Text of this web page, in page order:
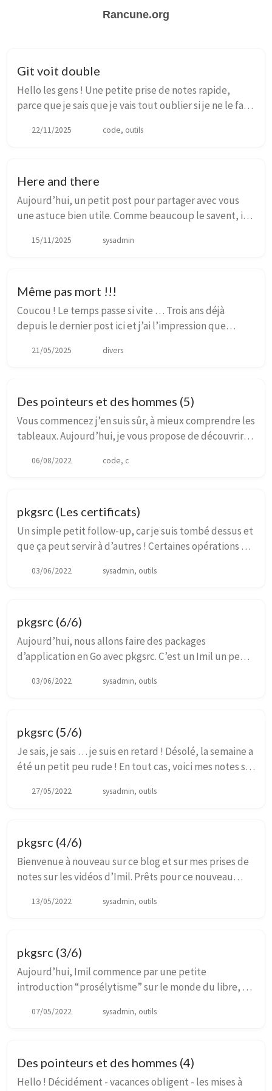
Rancune.org
Git voit double
Hello les gens ! Une petite prise de notes rapide,
parce que je sais que je vais tout oublier si je ne le fais
d’avoir besoin de deux remotes su...
22/11/2025 code, outils
Here and there
Aujourd’hui, un petit post pour partager avec vous
une astuce bien utile. Comme beaucoup le savent, i3
Quelle bonheur de pouvoir faire apparaitre ou...
15/11/2025 sysadmin
Même pas mort !!!
Coucou ! Le temps passe si vite … Trois ans déjà
depuis le dernier post ici et j’ai l’impression que
êtes un peu aussi pour quelquechose non ?...
21/05/2025 divers
Des pointeurs et des hommes (5)
Vous commencez j’en suis sûr, à mieux comprendre les
tableaux. Aujourd’hui, je vous propose de découvrir
fonctions qui vont vous accompagner durant ...
06/08/2022 code, c
pkgsrc (Les certificats)
Un simple petit follow-up, car je suis tombé dessus et
que ça peut servir à d’autres ! Certaines opérations de
plaigne sur les signataires des...
03/06/2022 sysadmin, outils
pkgsrc (6/6)
Aujourd’hui, nous allons faire des packages
d’application en Go avec pkgsrc. C’est un Imil un peu
03/06/2022 sysadmin, outils
pkgsrc (5/6)
Je sais, je sais … je suis en retard ! Désolé, la semaine a
été un petit peu rude ! En tout cas, voici mes notes sur
le portage sous NetBSD d...
27/05/2022 sysadmin, outils
pkgsrc (4/6)
Bienvenue à nouveau sur ce blog et sur mes prises de
notes sur les vidéos d’Imil. Prêts pour ce nouveau
précédents, nous allons maintenant nou...
13/05/2022 sysadmin, outils
pkgsrc (3/6)
Aujourd’hui, Imil commence par une petite
introduction “prosélytisme” sur le monde du libre, et
C’est beau, c’est de la poésie pure … Et si vous n...
07/05/2022 sysadmin, outils
Des pointeurs et des hommes (4)
Hello ! Décidément - vacances obligent - les mises à